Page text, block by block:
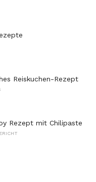
Reiskuchen-Rezept
Rezept mit Chilipaste